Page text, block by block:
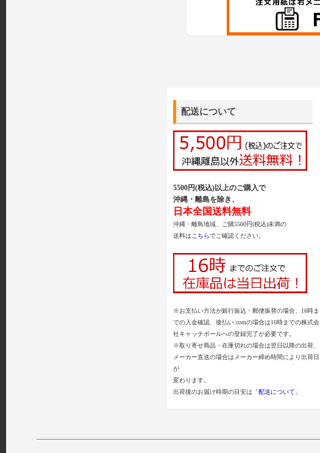
配送について
5500円(税込)以上のご購入で
沖縄・離島を除き、
日本全国送料無料
沖縄・離島地域、ご購5500円(税込)未満の
送料は こちらでご確認ください。
※お支払い方法が銀行振込・郵便振替の場合、16時ま
での入金確認、後払い.comの場合は16時までの株式会
社キャッチボールへの登録完了が必要です。
※取り寄せ商品・在庫切れの場合は翌日以降の出荷、
メーカー直送の場合はメーカー締め時間により出荷日
が
変わります。
出荷後のお届け時期の目安は「配送について 」